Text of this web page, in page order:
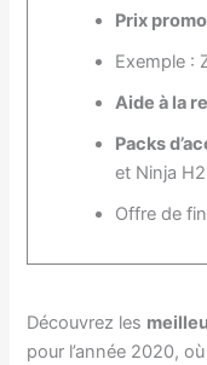
Prix
Exemple :
Aide à la
Packs
et Ninja H2
Offre de
Découvrez les
pour l’année 2020,